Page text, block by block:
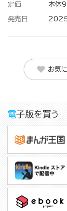
定価 本体
発売日
お気
電子版を買う